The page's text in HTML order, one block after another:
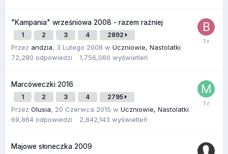
"Kampania" wrześniowa 2008 - razem raźniej
1 2 3 4 2892
Przez andzia, 3 Lutego 2008 w Uczniowie, Nastolatki
72,280 odpowiedzi 1,756,060 wyświetleń
Marcóweczki 2016
1 2 3 4 2795
Przez Olusia, 20 Czerwca 2015 w Uczniowie, Nastolatki
69,864 odpowiedzi 2,842,143 wyświetleń
Majowe słoneczka 2009